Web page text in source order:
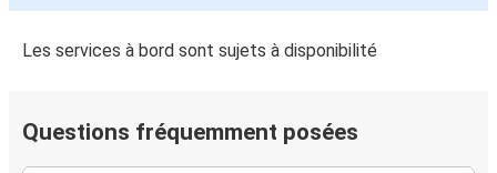
Les services à bord sont sujets à disponibilité
Questions fréquemment posées